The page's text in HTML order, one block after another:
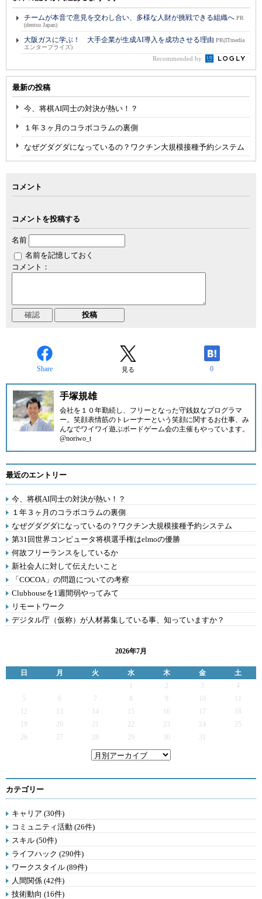
チームが本音で意見を交わし合い、多様な人財が挑戦できる組織へ PR
(dentsu Japan)
大阪ガスに学ぶ！ 大手企業が生成AI導入を成功させる理由 PR(ITmedia
エンタープライズ)
Recommended by
最新の投稿
今、将棋AI同士の対決が熱い！？
１年３ヶ月のコラボコラムの裏側
なぜグダグダになっているの？ワクチン大規模接種予約システム
コメント
コメントを投稿する
名前
名前を記憶しておく
コメント：
Share 見る 0
手塚規雄
会社を１０年勤続し、フリーとなった守銭奴なプログラマ
ー。笑顔表情筋のトレーナーという笑顔に関するお仕事、み
んなでワイワイ遊ぶボードゲーム会の主催もやっています。
@noriwo_t
最近のエントリー
今、将棋AI同士の対決が熱い！？
１年３ヶ月のコラボコラムの裏側
なぜグダグダになっているの？ワクチン大規模接種予約システム
第31回世界コンピュータ将棋選手権はelmoの優勝
何故フリーランスをしているか
新社会人に対して伝えたいこと
「COCOA」の問題についての考察
Clubhouseを1週間弱やってみて
リモートワーク
デジタル庁（仮称）が人材募集している事、知っていますか？
2026年7月
日 月 火 水 木 金
土
2 3
4
5
6 7 9
12
13 14 15 16 17
19
20 21 22 23 24
25
26
27 28 29 30 31
カテゴリー
キャリア (30件)
コミュニティ活動 (26件)
スキル (50件)
ライフハック (290件)
ワークスタイル (89件)
人間関係 (42件)
技術動向 (16件)